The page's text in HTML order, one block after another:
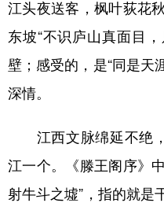
江头夜送客，枫叶荻花
东坡“不识庐山真面目
壁；感受的，是“同是天
深情。
江西文脉绵延不绝，
江一个。《滕王阁序》
射牛斗之墟”，指的就是